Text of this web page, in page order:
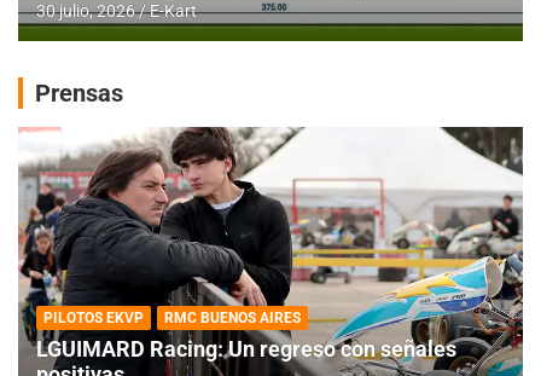
30 julio, 2026 E-Kart
Prensas
PILOTOS EKVP RMC BUENOS AIRES
LGUIMARD Racing: Un regreso con señales